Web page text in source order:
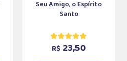
Seu Amigo, o Espírito
Santo
R$ 23,50